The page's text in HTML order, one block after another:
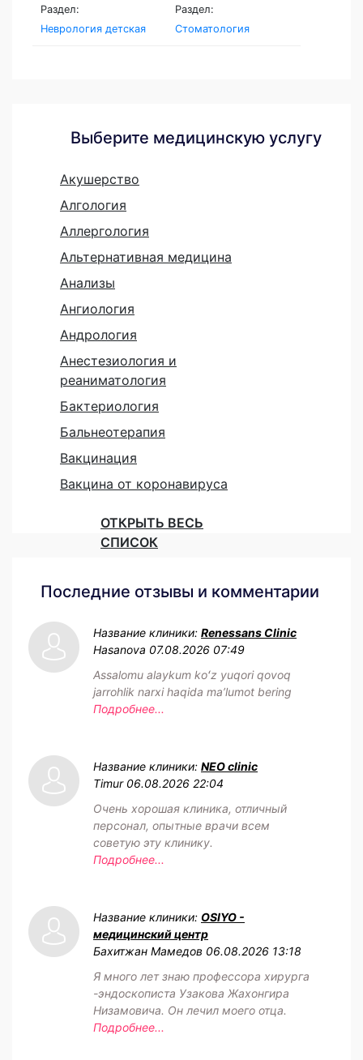
Раздел:
Неврология детская
Раздел:
Стоматология
Выберите медицинскую услугу
Акушерство
Алгология
Аллергология
Альтернативная медицина
Анализы
Ангиология
Андрология
Анестезиология и
реаниматология
Бактериология
Бальнеотерапия
Вакцинация
Вакцина от коронавируса
ОТКРЫТЬ ВЕСЬ
СПИСОК
Последние отзывы и комментарии
Название клиники: Renessans Clinic
Hasanova 07.08.2026 07:49
Assalomu alaykum koʻz yuqori qovoq
jarrohlik narxi haqida maʼlumot bering
Подробнее...
Название клиники: NEO clinic
Timur 06.08.2026 22:04
Очень хорошая клиника, отличный
персонал, опытные врачи всем
советую эту клинику.
Подробнее...
Название клиники: OSIYO -
медицинский центр
Бахитжан Мамедов 06.08.2026 13:18
Я много лет знаю профессора хирурга
-эндоскописта Узакова Жахонгира
Низамовича. Он лечил моего отца.
Подробнее...